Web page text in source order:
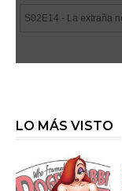
LO MÁS VISTO